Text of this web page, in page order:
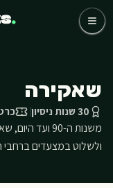
דלג לתוכן הראשי
כדורגל
שאלות נפוצות
אודותינו
שאקירה
30 שנות ניסיון
משנות ה-90
ולשלוט במצעדים ברחבי